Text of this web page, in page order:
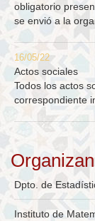
obligatorio
se envió a la
16/05/22
Actos sociales
Todos los actos
correspondiente
Organizan
Dpto. de
Instituto de